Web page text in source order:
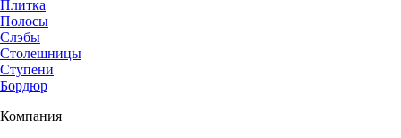
Плитка
Полосы
Слэбы
Столешницы
Ступени
Бордюр
Компания